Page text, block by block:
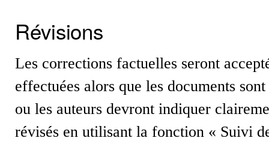
Révisions
Les corrections factuelles seront
effectuées alors que les documents
ou les auteurs devront indiquer
révisés en utilisant la fonction « Suivi